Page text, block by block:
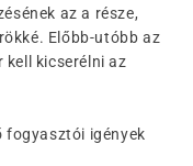
az a része,
Előbb-utóbb az
kicserélni az
fogyasztói igények